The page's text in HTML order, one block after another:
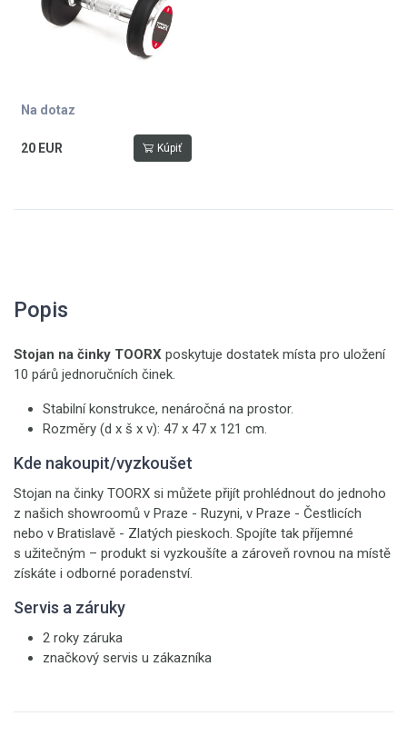
Na dotaz
20 EUR Kúpiť
Popis
Stojan na činky TOORX poskytuje dostatek místa pro uložení
10 párů jednoručních činek.
Stabilní konstrukce, nenáročná na prostor.
Rozměry (d x š x v): 47 x 47 x 121 cm.
Kde nakoupit/vyzkoušet
Stojan na činky TOORX si můžete přijít prohlédnout do jednoho
z našich showroomů v Praze - Ruzyni, v Praze - Čestlicích
nebo v Bratislavě - Zlatých pieskoch. Spojíte tak příjemné
s užitečným – produkt si vyzkoušíte a zároveň rovnou na místě
získáte i odborné poradenství.
Servis a záruky
2 roky záruka
značkový servis u zákazníka